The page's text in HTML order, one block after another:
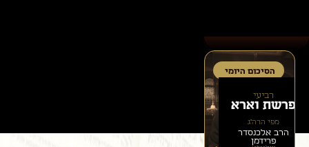
הסיכום היומי
רביעי
פרשת וארא
מפי הרה״ג
הרב אלכנסדר
פרידמן